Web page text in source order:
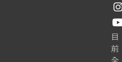
目
前